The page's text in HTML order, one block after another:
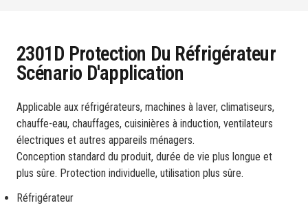
2301D Protection Du Réfrigérateur
Scénario D'application
Applicable aux réfrigérateurs, machines à laver, climatiseurs,
chauffe-eau, chauffages, cuisinières à induction, ventilateurs
électriques et autres appareils ménagers.
Conception standard du produit, durée de vie plus longue et
plus sûre. Protection individuelle, utilisation plus sûre.
Réfrigérateur